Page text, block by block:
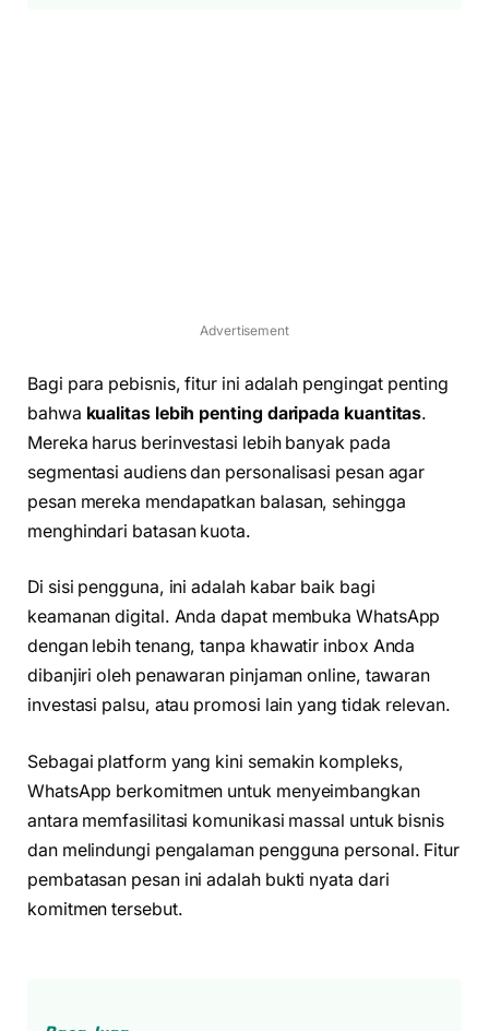
Advertisement
Bagi para pebisnis, fitur ini adalah pengingat penting
bahwa kualitas lebih penting daripada kuantitas.
Mereka harus berinvestasi lebih banyak pada
segmentasi audiens dan personalisasi pesan agar
pesan mereka mendapatkan balasan, sehingga
menghindari batasan kuota.
Di sisi pengguna, ini adalah kabar baik bagi
keamanan digital. Anda dapat membuka WhatsApp
dengan lebih tenang, tanpa khawatir inbox Anda
dibanjiri oleh penawaran pinjaman online, tawaran
investasi palsu, atau promosi lain yang tidak relevan.
Sebagai platform yang kini semakin kompleks,
WhatsApp berkomitmen untuk menyeimbangkan
antara memfasilitasi komunikasi massal untuk bisnis
dan melindungi pengalaman pengguna personal. Fitur
pembatasan pesan ini adalah bukti nyata dari
komitmen tersebut.